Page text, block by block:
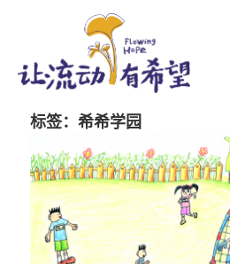
标签：希希学园